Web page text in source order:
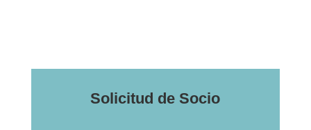
Solicitud de Socio